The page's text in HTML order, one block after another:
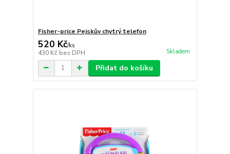
Fisher-price Pejskův chytrý telefon
520 Kč/ks
430 Kč bez DPH Skladem
Přidat do košíku